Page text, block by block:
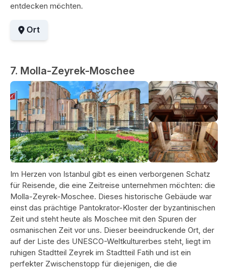
entdecken möchten.
Ort
7. Molla-Zeyrek-Moschee
Im Herzen von Istanbul gibt es einen verborgenen Schatz
für Reisende, die eine Zeitreise unternehmen möchten: die
Molla-Zeyrek-Moschee. Dieses historische Gebäude war
einst das prächtige Pantokrator-Kloster der byzantinischen
Zeit und steht heute als Moschee mit den Spuren der
osmanischen Zeit vor uns. Dieser beeindruckende Ort, der
auf der Liste des UNESCO-Weltkulturerbes steht, liegt im
ruhigen Stadtteil Zeyrek im Stadtteil Fatih und ist ein
perfekter Zwischenstopp für diejenigen, die die